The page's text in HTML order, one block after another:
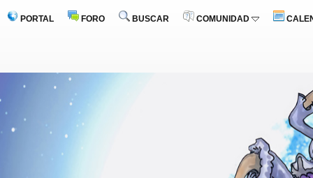
PORTAL FORO BUSCAR COMUNIDAD